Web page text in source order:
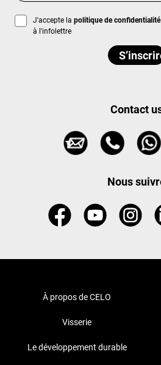
J'accepte la politique de confidentialité
à l'infolettre
Contact
Nous
À propos de CELO
Visserie
Le développement durable